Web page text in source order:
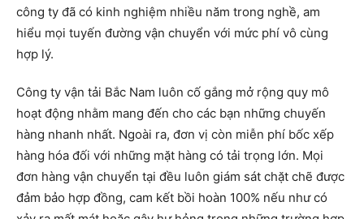
công ty đã có kinh nghiệm nhiều năm trong nghề, am
hiểu mọi tuyến đường vận chuyển với mức phí vô cùng
hợp lý.
Công ty vận tải Bắc Nam luôn cố gắng mở rộng quy mô
hoạt động nhằm mang đến cho các bạn những chuyến
hàng nhanh nhất. Ngoài ra, đơn vị còn miễn phí bốc xếp
hàng hóa đối với những mặt hàng có tải trọng lớn. Mọi
đơn hàng vận chuyển tại đều luôn giám sát chặt chẽ được
đảm bảo hợp đồng, cam kết bồi hoàn 100% nếu như có